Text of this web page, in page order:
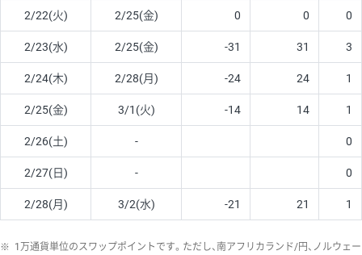
2/22(火) 2/25(金) 0 0 0
2/23(水) 2/25(金) -31 31 3
2/24(木) 2/28(月) -24 24 1
2/25(金) 3/1(火) -14 14 1
2/26(土) - 0
2/27(日) - 0
2/28(月) 3/2(水) -21 21 1
※ 1万通貨単位のスワップポイントです。ただし、南アフリカランド/円、ノルウェー